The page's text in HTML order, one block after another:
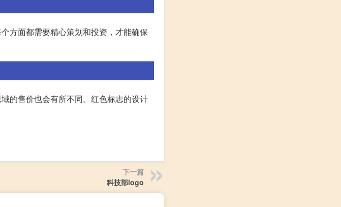
方面都需要精心策划和投资，才能确保
的售价也会有所不同。红色标志的设计
下一篇
科技部logo